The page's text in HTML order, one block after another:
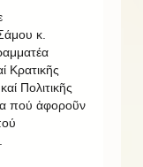
κ.
Κρατικῆς
Πολιτικῆς
πού ἀφοροῦν